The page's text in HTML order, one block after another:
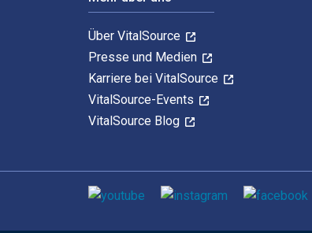
Über VitalSource
Presse und Medien
Karriere bei VitalSource
VitalSource-Events
VitalSource Blog
Sozialen Medien